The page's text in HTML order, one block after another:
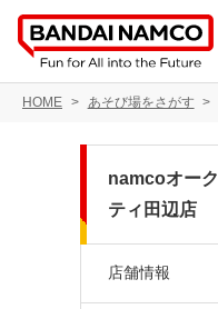
HOME あそび場をさがす
namcoオー
ティ田辺店
店舗情報